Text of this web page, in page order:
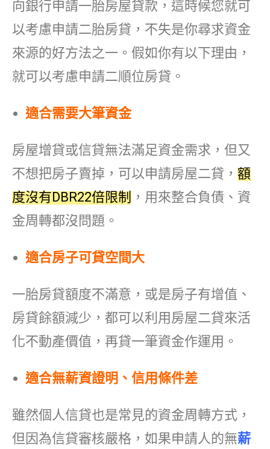
向銀行申請一胎房屋貸款，這時候您就可
以考慮申請二胎房貸，不失是你尋求資金
來源的好方法之一。假如你有以下理由，
就可以考慮申請二順位房貸。
適合需要大筆資金
房屋增貸或信貸無法滿足資金需求，但又
不想把房子賣掉，可以申請房屋二貸， 額
度沒有DBR22倍限制 ，用來整合負債、資
金周轉都沒問題。
適合房子可貸空間大
一胎房貸額度不滿意，或是房子有增值、
房貸餘額減少，都可以利用房屋二貸來活
化不動產價值，再貸一筆資金作運用。
適合無薪資證明、信用條件差
雖然個人信貸也是常見的資金周轉方式，
但因為信貸審核嚴格，如果申請人的無薪